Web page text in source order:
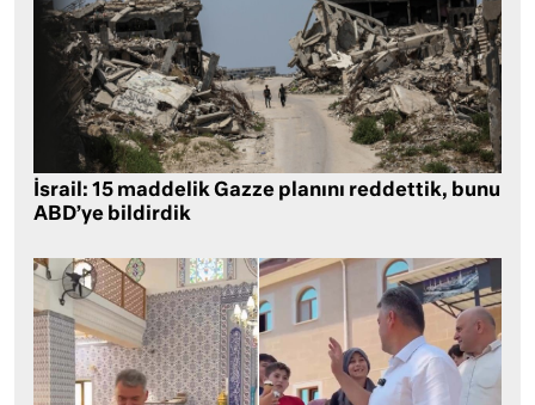
İsrail: 15 maddelik Gazze planını reddettik, bunu
ABD’ye bildirdik